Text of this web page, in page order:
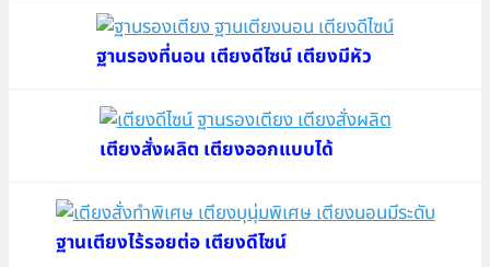
ฐานรองที่นอน เตียงดีไซน์ เตียงมีหัว
เตียงสั่งผลิต เตียงออกแบบได้
ฐานเตียงไร้รอยต่อ เตียงดีไซน์